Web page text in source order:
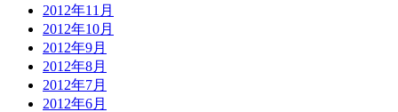
2012年11月
2012年10月
2012年9月
2012年8月
2012年7月
2012年6月